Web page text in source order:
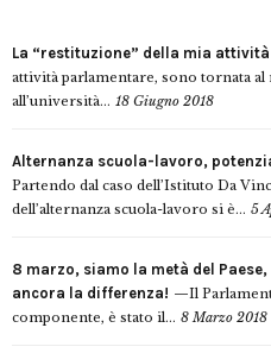
La “restituzione” della mia
attività parlamentare, sono tornata
all’università... 18 Giugno 2018
Alternanza scuola-lavoro,
Partendo dal caso dell’Istituto Da
dell’alternanza scuola-lavoro si è... 5
8 marzo, siamo la metà del
ancora la differenza!
Il
componente, è stato il... 8 Marzo 2018